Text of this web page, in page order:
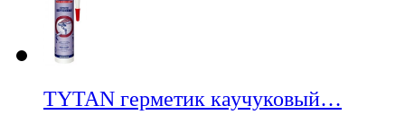
TYTAN герметик каучуковый…